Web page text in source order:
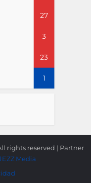
27
3
23
1
rights reserved | Partner
Media